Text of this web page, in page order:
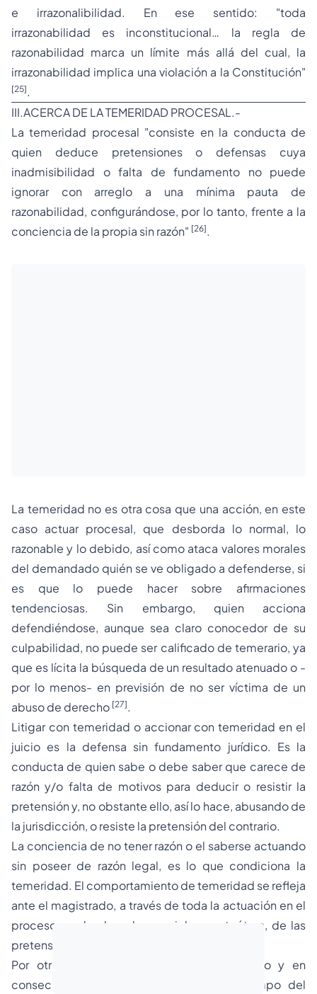
e irrazonalibilidad. En ese sentido: "toda
irrazonabilidad es inconstitucional… la regla de
razonabilidad marca un límite más allá del cual, la
irrazonabilidad implica una violación a la Constitución"
[25].
III.ACERCA DE LA TEMERIDAD PROCESAL.-
La temeridad procesal "consiste en la conducta de
quien deduce pretensiones o defensas cuya
inadmisibilidad o falta de fundamento no puede
ignorar con arreglo a una mínima pauta de
razonabilidad, configurándose, por lo tanto, frente a la
conciencia de la propia sin razón" [26].
La temeridad no es otra cosa que una acción, en este
caso actuar procesal, que desborda lo normal, lo
razonable y lo debido, así como ataca valores morales
del demandado quién se ve obligado a defenderse, si
es que lo puede hacer sobre afirmaciones
tendenciosas. Sin embargo, quien acciona
defendiéndose, aunque sea claro conocedor de su
culpabilidad, no puede ser calificado de temerario, ya
que es lícita la búsqueda de un resultado atenuado o -
por lo menos- en previsión de no ser víctima de un
abuso de derecho [27].
Litigar con temeridad o accionar contemeridad en el
juicio es la defensa sin fundamento jurídico. Es la
conducta de quien sabe o debe saber que carece de
razón y/o falta de motivos para deducir o resistir la
pretensión y, no obstante ello, así lo hace, abusando de
la jurisdicción, o resiste la pretensión del contrario.
La conciencia de no tener razón o el saberse actuando
sin poseer de razón legal, es lo que condiciona la
temeridad. El comportamiento de temeridad se refleja
ante el magistrado, a través de toda la actuación en el
proceso por lo absurdo, caprichoso, etcétera, de las
pretensiones o defensas
Por otro lado, recurrir al tedio, aburrimiento y en
consecuencia extender o prolongar el tiempo del